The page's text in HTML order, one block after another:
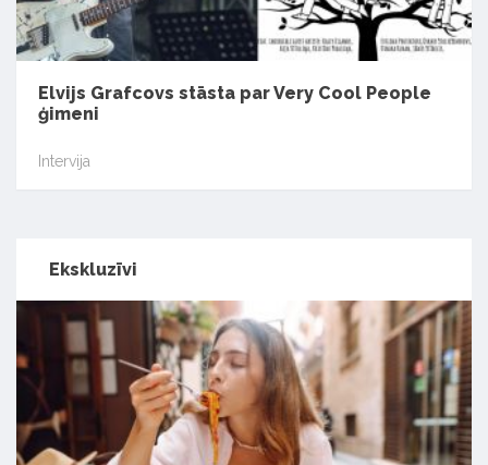
Elvijs Grafcovs stāsta par Very Cool People
ģimeni
Intervija
Ekskluzīvi